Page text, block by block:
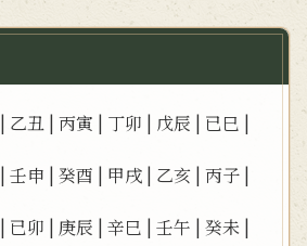
| 乙丑 |丙寅 | 丁卯 | 戊辰 | 已巳 |
|壬申 |癸酉 | 甲戌 | 乙亥 |丙子 |
| 已卯 | 庚辰 |辛巳 |壬午 |癸未 |